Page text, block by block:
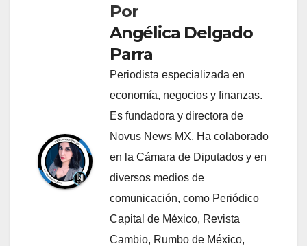
Por
Angélica Delgado
Parra
Periodista especializada en
economía, negocios y finanzas.
Es fundadora y directora de
Novus News MX. Ha colaborado
en la Cámara de Diputados y en
diversos medios de
comunicación, como Periódico
Capital de México, Revista
Cambio, Rumbo de México,